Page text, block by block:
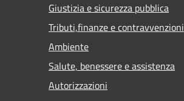
Giustizia e sicurezza pubblica
Tributi,finanze e contravvenzioni
Ambiente
Salute, benessere e assistenza
Autorizzazioni